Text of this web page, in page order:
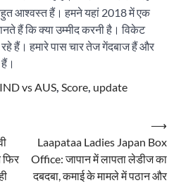
आश्वस्त हैं। हमने यहां 2018 में एक
हैं कि क्या उम्मीद करनी है। विकेट
हैं। हमारे पास चार तेज गेंदबाज हैं और
IND vs AUS, Score, update
फिर
Laapataa Ladies Japan Box
Office: जापान में लापता लेडीज का
दबदबा, कमाई के मामले में पठान और
⟶